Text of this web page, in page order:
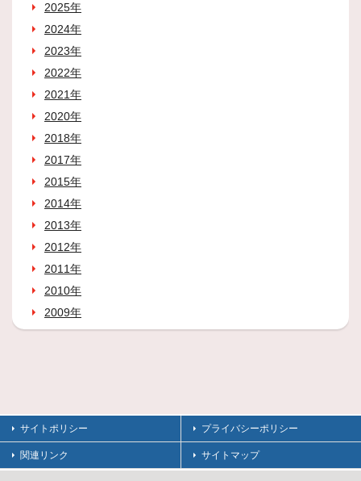
2025年
2024年
2023年
2022年
2021年
2020年
2018年
2017年
2015年
2014年
2013年
2012年
2011年
2010年
2009年
サイトポリシー プライバシーポリシー
関連リンク サイトマップ